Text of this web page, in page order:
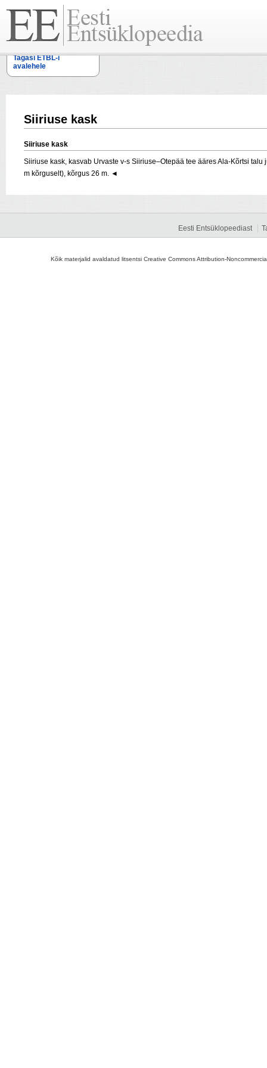
Tagasi ETBL-i
avalehele
Siiriuse kask
Siiriuse kask
Siiriuse kask, kasvab Urvaste v-s Siiriuse–Otepää tee ääres Ala-Kõrtsi
m kõrguselt), kõrgus 26 m. ◄
Eesti Entsüklopeediast
Kõik materjalid avaldatud litsentsi Creative Commons Attribution-